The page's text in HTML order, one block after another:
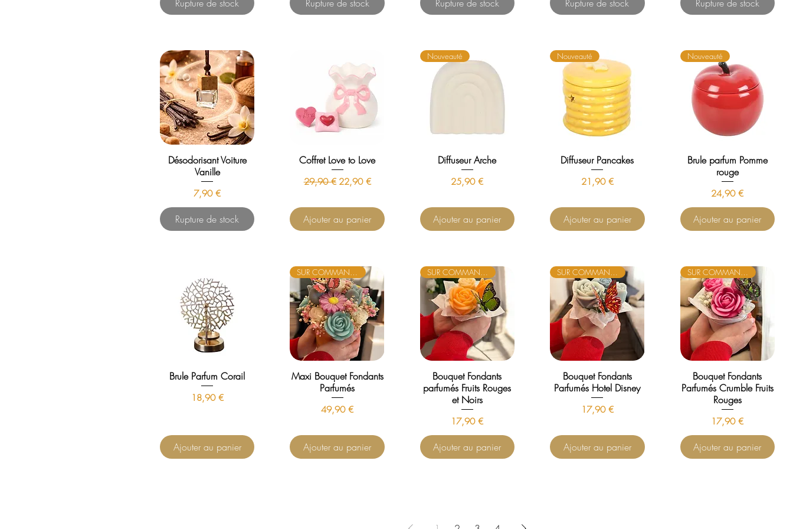
Rupture de stock Rupture de stock Rupture de stock Rupture de stock Rupture de stock
Désodorisant Voiture
Vanille
Prix
7,90 €
Rupture de stock
Coffret Love to Love
Prix original
29,90 € Prix promotionnel
22,90 €
Ajouter au panier
Nouveauté
Diffuseur Arche
Prix
25,90 €
Ajouter au panier
Nouveauté
Diffuseur Pancakes
Prix
21,90 €
Ajouter au panier
Nouveauté
Brule parfum Pomme
rouge
Prix
24,90 €
Ajouter au panier
Brule Parfum Corail
Prix
18,90 €
Ajouter au panier
SUR COMMANDE
Maxi Bouquet Fondants
Parfumés
Prix
49,90 €
Ajouter au panier
SUR COMMANDE
Bouquet Fondants
parfumés Fruits Rouges
et Noirs
Prix
17,90 €
Ajouter au panier
SUR COMMANDE
Bouquet Fondants
Parfumés Hotel Disney
Prix
17,90 €
Ajouter au panier
SUR COMMANDE
Bouquet Fondants
Parfumés Crumble Fruits
Rouges
Prix
17,90 €
Ajouter au panier